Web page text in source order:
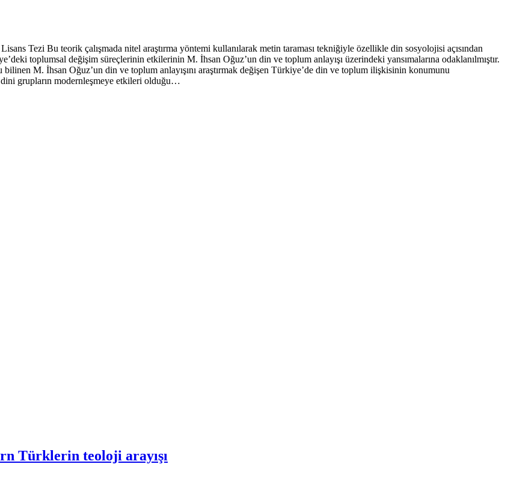
Tezi Bu teorik çalışmada nitel araştırma yöntemi kullanılarak metin taraması tekniğiyle özellikle din sosyolojisi açısından
toplumsal değişim süreçlerinin etkilerinin M. İhsan Oğuz’un din ve toplum anlayışı üzerindeki yansımalarına odaklanılmıştır.
M. İhsan Oğuz’un din ve toplum anlayışını araştırmak değişen Türkiye’de din ve toplum ilişkisinin konumunu
dini grupların modernleşmeye etkileri olduğu…
Türklerin teoloji arayışı